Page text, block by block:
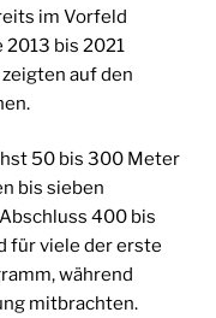
im Vorfeld
2013 bis 2021
auf den
50 bis 300 Meter
bis sieben
400 bis
für viele der erste
während
mitbrachten.